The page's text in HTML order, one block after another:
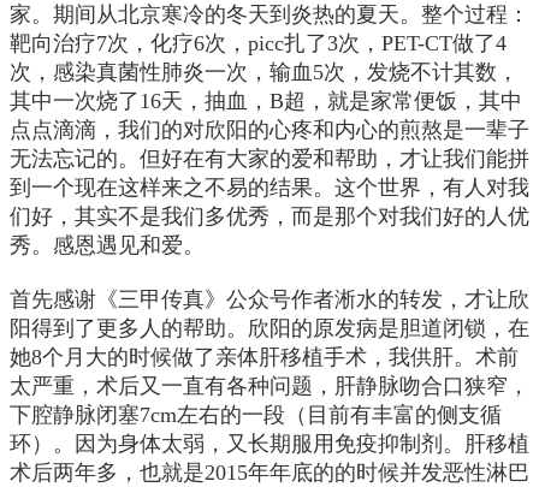
家。期间从北京寒冷的冬天到炎热的夏天。整个过程：
靶向治疗7次，化疗6次，picc扎了3次，PET-CT做了4
次，感染真菌性肺炎一次，输血5次，发烧不计其数，
其中一次烧了16天，抽血，B超，就是家常便饭，其中
点点滴滴，我们的对欣阳的心疼和内心的煎熬是一辈子
无法忘记的。但好在有大家的爱和帮助，才让我们能拼
到一个现在这样来之不易的结果。这个世界，有人对我
们好，其实不是我们多优秀，而是那个对我们好的人优
秀。感恩遇见和爱。
首先感谢《三甲传真》公众号作者淅水的转发，才让欣
阳得到了更多人的帮助。欣阳的原发病是胆道闭锁，在
她8个月大的时候做了亲体肝移植手术，我供肝。术前
太严重，术后又一直有各种问题，肝静脉吻合口狭窄，
下腔静脉闭塞7cm左右的一段（目前有丰富的侧支循
环）。因为身体太弱，又长期服用免疫抑制剂。肝移植
术后两年多，也就是2015年年底的的时候并发恶性淋巴